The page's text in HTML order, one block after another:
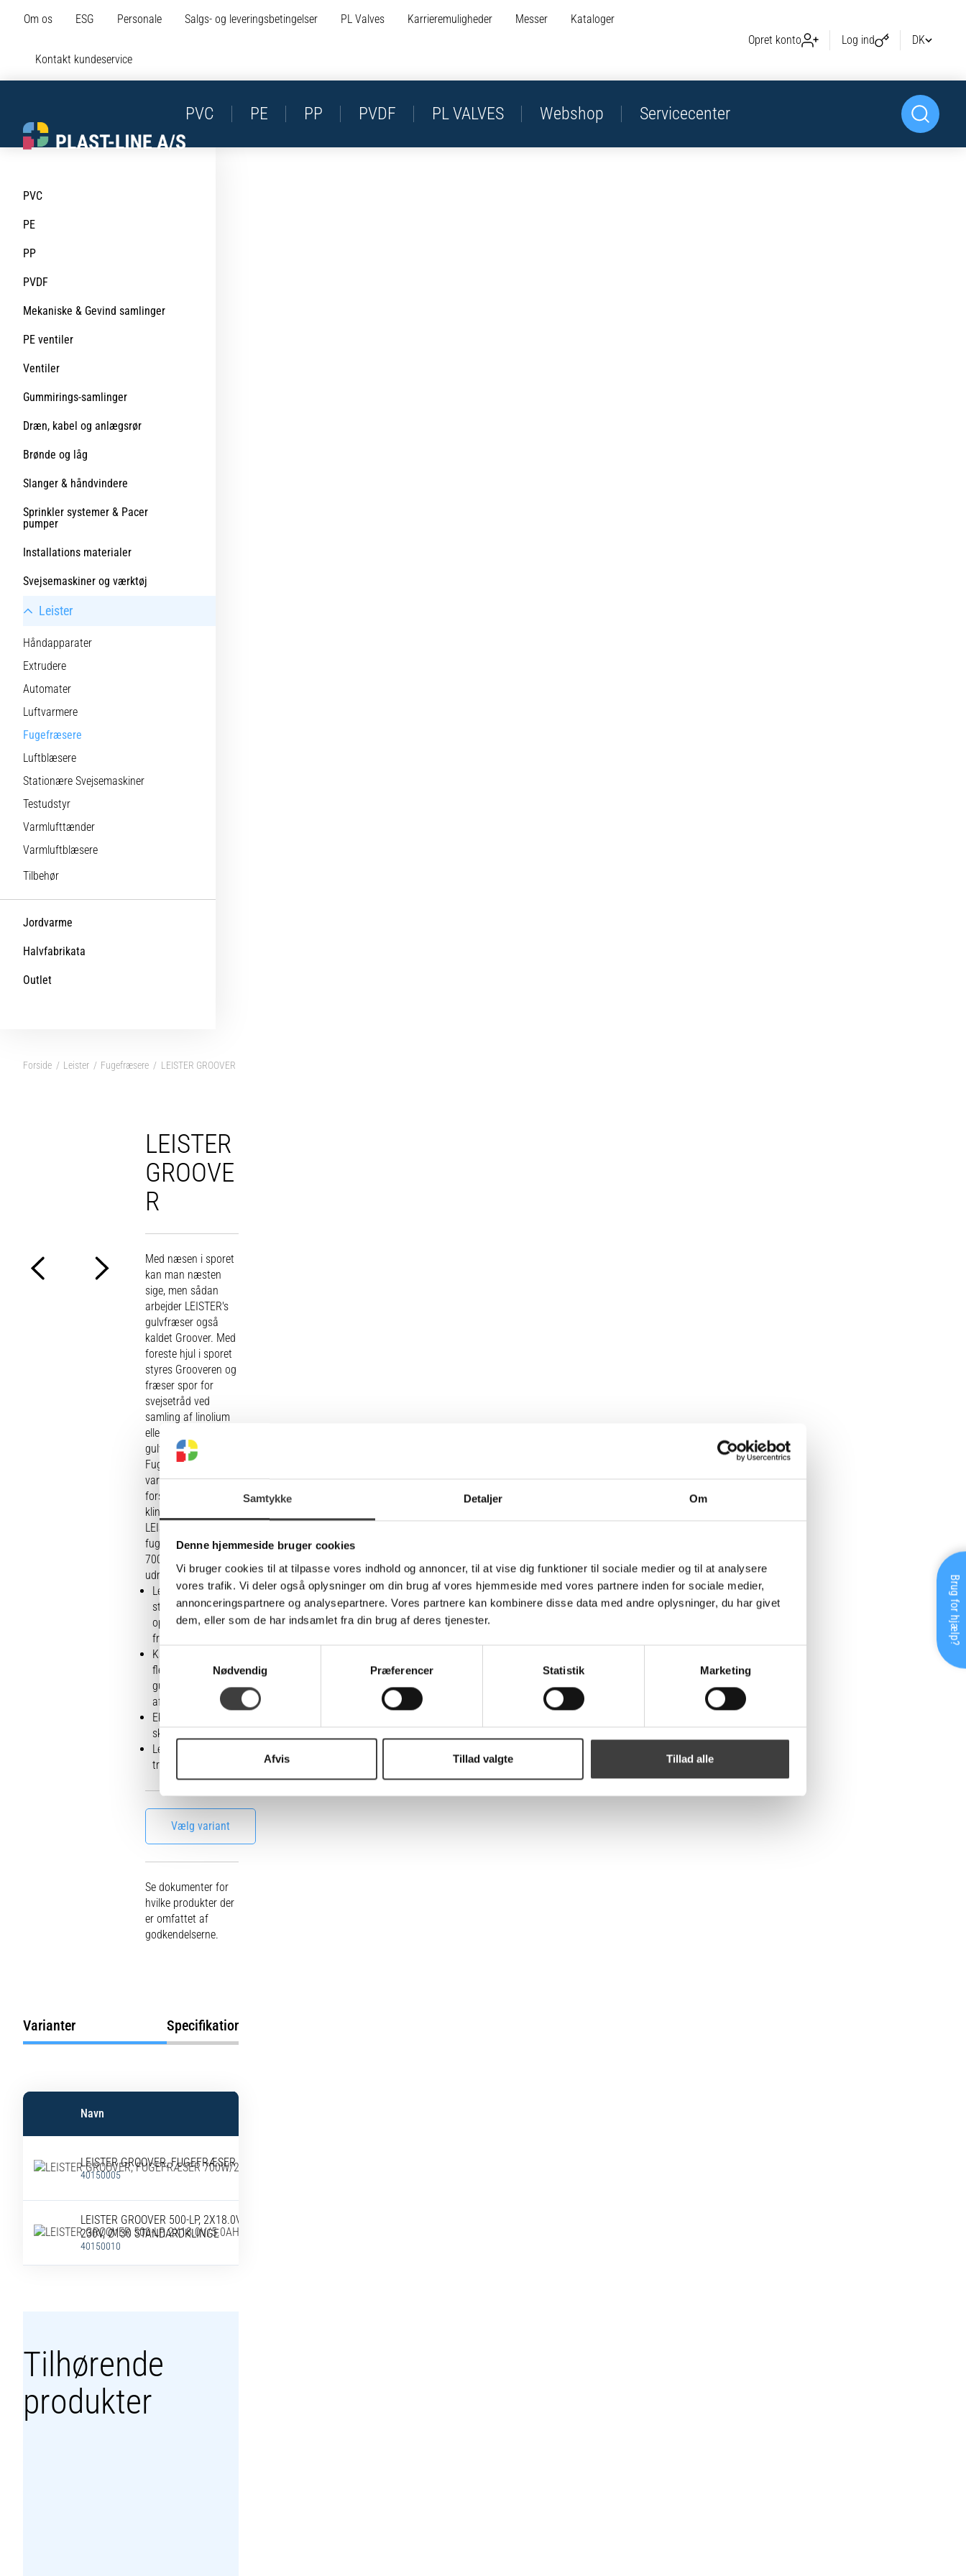
Samtykke Detaljer Om
Denne hjemmeside bruger cookies
Vi bruger cookies til at tilpasse vores indhold og annoncer, til at vise dig funktioner til sociale medier og til at analysere
vores trafik. Vi deler også oplysninger om din brug af vores hjemmeside med vores partnere inden for sociale medier,
annonceringspartnere og analysepartnere. Vores partnere kan kombinere disse data med andre oplysninger, du har givet
dem, eller som de har indsamlet fra din brug af deres tjenester.
S
a
m
t
y
k
v
a
g
Nødvendig Præferencer Statistik Marketing
Afvis Tillad valgte Tillad alle
Om os ESG Personale Salgs- og leveringsbetingelser PL Valves Karrieremuligheder Messer Kataloger
Kontakt kundeservice
Opret konto Log ind DK
PVC PE PP PVDF PL VALVES Webshop Servicecenter
PVC
PE
PP
PVDF
Mekaniske & Gevind samlinger
PE ventiler
Ventiler
Gummirings-samlinger
Dræn, kabel og anlægsrør
Brønde og låg
Slanger & håndvindere
Sprinkler systemer & Pacer
pumper
Installations materialer
Svejsemaskiner og værktøj
Leister
Håndapparater
Extrudere
Automater
Luftvarmere
Fugefræsere
Luftblæsere
Stationære Svejsemaskiner
Testudstyr
Varmlufttænder
Varmluftblæsere
Tilbehør
Jordvarme
Halvfabrikata
Outlet
Forside Leister Fugefræsere LEISTER GROOVER
LEISTER
GROOVE
R
Med næsen i sporet
kan man næsten
sige, men sådan
arbejder LEISTER's
gulvfræser også
kaldet Groover. Med
foreste hjul i sporet
styres Grooveren og
fræser spor for
svejsetråd ved
samling af linolium
eller andre
gulvbelægninger.
Fugebredde kan
varieres med
forskellig
klingebredde.
LEISTER Groover,
fugefræser
700W/230V
udmærker sig ved:
Leveres med stor
støvpose til
opsamling af
fræsestøv
Kan fræse de
fleste typer
gulvbelægninger
afhæning af kling
Ekstrem høj
skærehastighed
Leveres i praktisk
transportkuffert
Vælg variant
Se dokumenter for
hvilke produkter der
er omfattet af
godkendelserne.
Varianter Specifikationer
Navn
LEISTER GROOVER, FUGEFRÆSER 700W/230V
40150005
LEISTER GROOVER 500-LP, 2X18.0V/5.0AH, OPLADER
230V, Ø130 STANDARDKLINGE
40150010
Tilhørende
produkter
Brug for hjælp?